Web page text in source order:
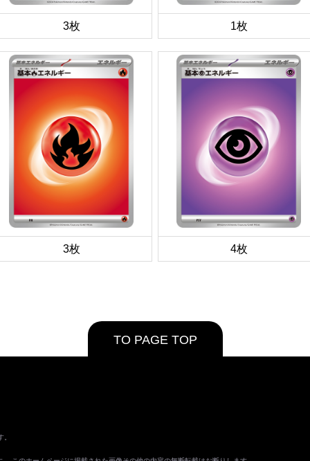
3枚 1枚
3枚 4枚
TO PAGE TOP